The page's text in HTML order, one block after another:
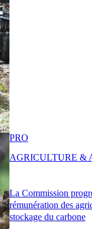
La Commission
rémunération des
stockage du carbone
PRO
AGRICULTURE &